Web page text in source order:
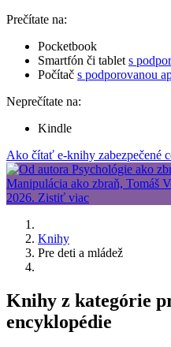
Prečítate na:
Pocketbook
Smartfón či tablet s
Počítač s podporovanou
Neprečítate na:
Kindle
Ako čítať e-knihy zabezpečené
Knihy
Pre deti a mládež
Knihy z kategórie
encyklopédie